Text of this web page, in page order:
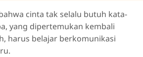
cinta tak selalu butuh kata-
yang dipertemukan kembali
harus belajar berkomunikasi